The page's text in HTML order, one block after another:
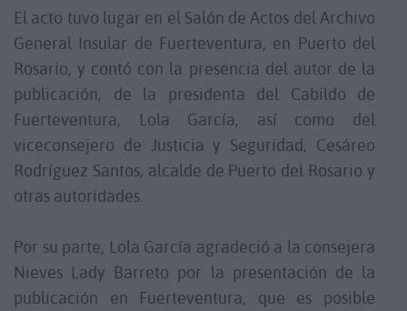
El acto tuvo lugar en el Salón de Actos del Archivo
General Insular de Fuerteventura, en Puerto del
Rosario, y contó con la presencia del autor de la
publicación, de la presidenta del Cabildo de
Fuerteventura, Lola García, así como del
viceconsejero de Justicia y Seguridad, Cesáreo
Rodríguez Santos, alcalde de Puerto del Rosario y
otras autoridades.
Por su parte, Lola García agradeció a la consejera
Nieves Lady Barreto por la presentación de la
publicación en Fuerteventura, que es posible